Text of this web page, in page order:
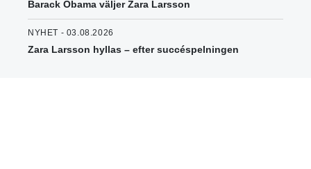
Barack Obama väljer Zara Larsson
NYHET - 03.08.2026
Zara Larsson hyllas – efter succéspelningen